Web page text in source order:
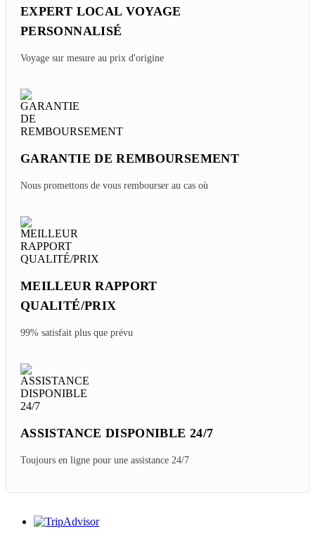
EXPERT LOCAL VOYAGE
PERSONNALISÉ
Voyage sur mesure au prix d'origine
GARANTIE DE REMBOURSEMENT
Nous promettons de vous rembourser au cas où
MEILLEUR RAPPORT
QUALITÉ/PRIX
99% satisfait plus que prévu
ASSISTANCE DISPONIBLE 24/7
Toujours en ligne pour une assistance 24/7